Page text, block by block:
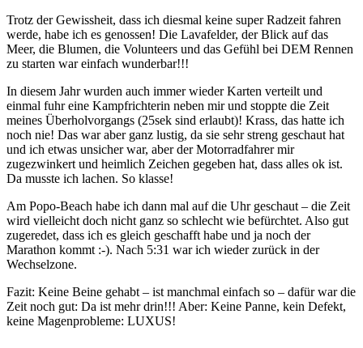
Trotz der Gewissheit, dass ich diesmal keine super Radzeit fahren
werde, habe ich es genossen! Die Lavafelder, der Blick auf das
Meer, die Blumen, die Volunteers und das Gefühl bei DEM Rennen
zu starten war einfach wunderbar!!!
In diesem Jahr wurden auch immer wieder Karten verteilt und
einmal fuhr eine Kampfrichterin neben mir und stoppte die Zeit
meines Überholvorgangs (25sek sind erlaubt)! Krass, das hatte ich
noch nie! Das war aber ganz lustig, da sie sehr streng geschaut hat
und ich etwas unsicher war, aber der Motorradfahrer mir
zugezwinkert und heimlich Zeichen gegeben hat, dass alles ok ist.
Da musste ich lachen. So klasse!
Am Popo-Beach habe ich dann mal auf die Uhr geschaut – die Zeit
wird vielleicht doch nicht ganz so schlecht wie befürchtet. Also gut
zugeredet, dass ich es gleich geschafft habe und ja noch der
Marathon kommt :-). Nach 5:31 war ich wieder zurück in der
Wechselzone.
Fazit: Keine Beine gehabt – ist manchmal einfach so – dafür war die
Zeit noch gut: Da ist mehr drin!!! Aber: Keine Panne, kein Defekt,
keine Magenprobleme: LUXUS!